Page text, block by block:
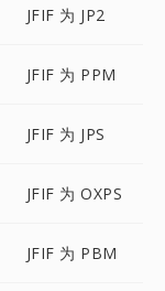
JFIF 为 JP2
JFIF 为 PPM
JFIF 为 JPS
JFIF 为 OXPS
JFIF 为 PBM